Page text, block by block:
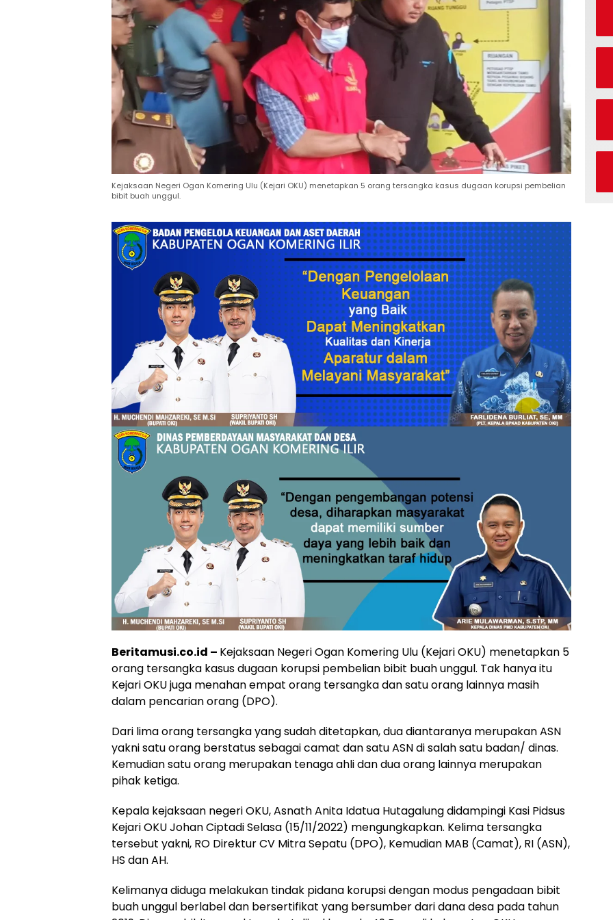
Kejaksaan Negeri Ogan Komering Ulu (Kejari OKU) menetapkan 5 orang tersangka kasus dugaan korupsi pembelian
bibit buah unggul.
Beritamusi.co.id – Kejaksaan Negeri Ogan Komering Ulu (Kejari OKU) menetapkan 5
orang tersangka kasus dugaan korupsi pembelian bibit buah unggul. Tak hanya itu
Kejari OKU juga menahan empat orang tersangka dan satu orang lainnya masih
dalam pencarian orang (DPO).
Dari lima orang tersangka yang sudah ditetapkan, dua diantaranya merupakan ASN
yakni satu orang berstatus sebagai camat dan satu ASN di salah satu badan/ dinas.
Kemudian satu orang merupakan tenaga ahli dan dua orang lainnya merupakan
pihak ketiga.
Kepala kejaksaan negeri OKU, Asnath Anita Idatua Hutagalung didampingi Kasi Pidsus
Kejari OKU Johan Ciptadi Selasa (15/11/2022) mengungkapkan. Kelima tersangka
tersebut yakni, RO Direktur CV Mitra Sepatu (DPO), Kemudian MAB (Camat), RI (ASN),
HS dan AH.
Kelimanya diduga melakukan tindak pidana korupsi dengan modus pengadaan bibit
buah unggul berlabel dan bersertifikat yang bersumber dari dana desa pada tahun